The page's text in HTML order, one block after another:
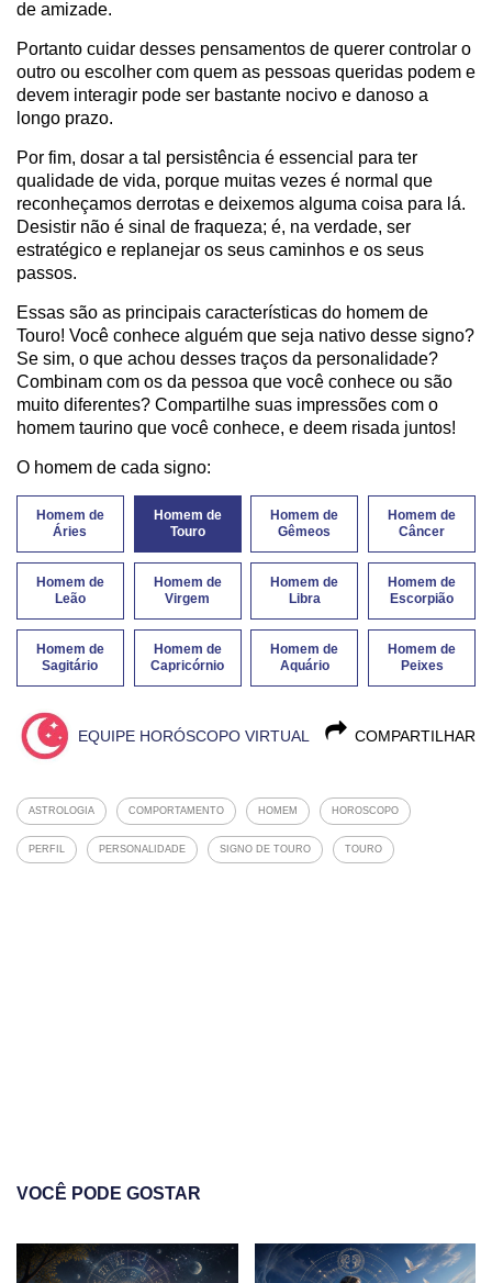
de amizade.
Portanto cuidar desses pensamentos de querer controlar o
outro ou escolher com quem as pessoas queridas podem e
devem interagir pode ser bastante nocivo e danoso a
longo prazo.
Por fim, dosar a tal persistência é essencial para ter
qualidade de vida, porque muitas vezes é normal que
reconheçamos derrotas e deixemos alguma coisa para lá.
Desistir não é sinal de fraqueza; é, na verdade, ser
estratégico e replanejar os seus caminhos e os seus
passos.
Essas são as principais características do homem de
Touro! Você conhece alguém que seja nativo desse signo?
Se sim, o que achou desses traços da personalidade?
Combinam com os da pessoa que você conhece ou são
muito diferentes? Compartilhe suas impressões com o
homem taurino que você conhece, e deem risada juntos!
O homem de cada signo:
Homem de
Áries
Homem de
Touro
Homem de
Gêmeos
Homem de
Câncer
Homem de
Leão
Homem de
Virgem
Homem de
Libra
Homem de
Escorpião
Homem de
Sagitário
Homem de
Capricórnio
Homem de
Aquário
Homem de
Peixes
COMPARTILHAR
EQUIPE HORÓSCOPO VIRTUAL
ASTROLOGIA COMPORTAMENTO HOMEM HOROSCOPO
PERFIL PERSONALIDADE SIGNO DE TOURO TOURO
VOCÊ PODE GOSTAR